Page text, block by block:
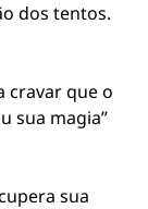
dos tentos.
cravar que o
sua magia”
sua